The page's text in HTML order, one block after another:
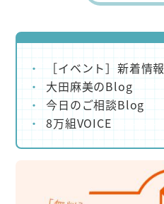
［イベント］新着情報
大田麻美のBlog
今日のご相談Blog
8万組VOICE